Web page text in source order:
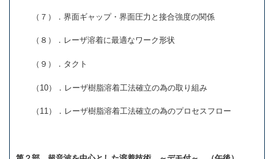
（７）．界面ギャップ・界面圧力と接合強度の関係
（８）．レーザ溶着に最適なワーク形状
（９）．タクト
（10）．レーザ樹脂溶着工法確立の為の取り組み
（11）．レーザ樹脂溶着工法確立の為のプロセスフロー